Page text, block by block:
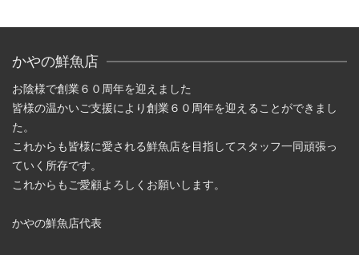
かやの鮮魚店
お陰様で創業６０周年を迎えました
皆様の温かいご支援により創業６０周年を迎えることができまし
た。
これからも皆様に愛される鮮魚店を目指してスタッフ一同頑張っ
ていく所存です。
これからもご愛顧よろしくお願いします。
かやの鮮魚店代表